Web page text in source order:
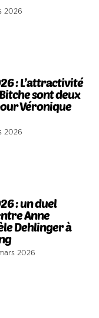
2026
: L’attractivité
sont deux
Véronique
2026
: un duel
Anne
Dehlinger à
2026